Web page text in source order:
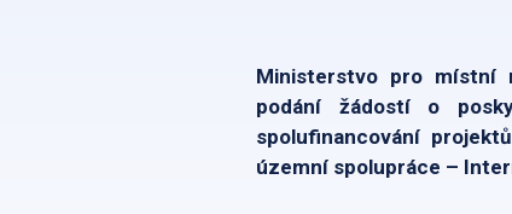
Ministerstvo pro místní
podání žádostí o
spolufinancování
územní spolupráce –